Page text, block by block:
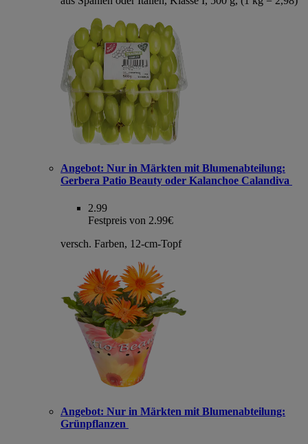
Angebot: Nur in Märkten mit Blumenabteilung:
Gerbera Patio Beauty oder Kalanchoe Calandiva
2.99
Festpreis von 2.99€
versch. Farben, 12-cm-Topf
Angebot: Nur in Märkten mit Blumenabteilung:
Grünpflanzen